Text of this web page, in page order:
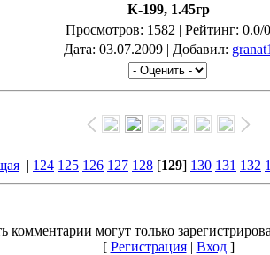
К-199, 1.45гр
Просмотров: 1582 | Рейтинг: 0.0/0
Дата: 03.07.2009 | Добавил: granat1
| 124 125 126 127 128 [129] 130 131 132
комментарии могут только
[ Регистрация| Вход]